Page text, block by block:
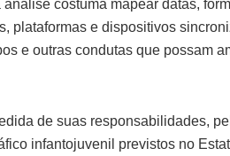
costuma mapear datas,
plataformas e dispositivos
e outras condutas que possam
de suas responsabilidades,
infantojuvenil previstos no